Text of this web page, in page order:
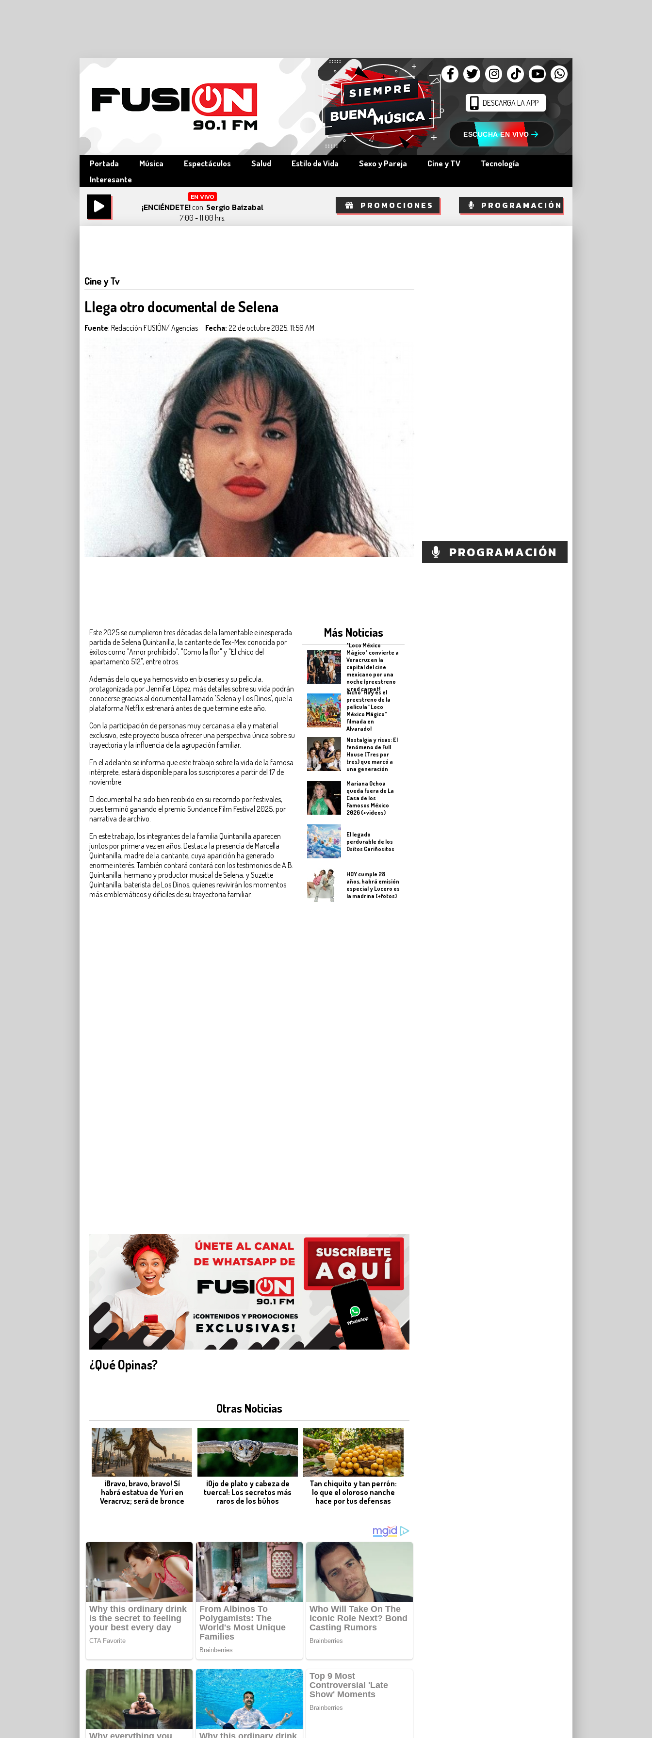
DESCARGA LA APP
ESCUCHA EN VIVO
Portada Música Espectáculos Salud Estilo de Vida Sexo y Pareja Cine y TV
Tecnología
Interesante
EN VIVO
¡ENCIÉNDETE!con: Sergio Baizabal
7:00 - 11:00 hrs.
PROMOCIONES PROGRAMACIÓN
PROGRAMACIÓN
Cine y Tv
Llega otro documental de Selena
Fuente: Redacción FUSIÓN/ Agencias Fecha: 22 de octubre 2025, 11:56 AM
Este 2025 se cumplieron tres décadas de la lamentable e inesperada
partida de Selena Quintanilla, la cantante de Tex-Mex conocida por
éxitos como "Amor prohibido", "Como la flor" y "El chico del
apartamento 512", entre otros.
Además de lo que ya hemos visto en bioseries y su película,
protagonizada por Jennifer López, más detalles sobre su vida podrán
conocerse gracias al documental llamado 'Selena y Los Dinos', que la
plataforma Netflix estrenará antes de que termine este año.
Con la participación de personas muy cercanas a ella y material
exclusivo, este proyecto busca ofrecer una perspectiva única sobre su
trayectoria y la influencia de la agrupación familiar.
En el adelanto se informa que este trabajo sobre la vida de la famosa
intérprete, estará disponible para los suscriptores a partir del 17 de
noviembre.
El documental ha sido bien recibido en su recorrido por festivales,
pues terminó ganando el premio Sundance Film Festival 2025, por
narrativa de archivo.
En este trabajo, los integrantes de la familia Quintanilla aparecen
juntos por primera vez en años. Destaca la presencia de Marcella
Quintanilla, madre de la cantante, cuya aparición ha generado
enorme interés. También contará contará con los testimonios de A.B.
Quintanilla, hermano y productor musical de Selena, y Suzette
Quintanilla, baterista de Los Dinos, quienes revivirán los momentos
más emblemáticos y difíciles de su trayectoria familiar.
Más Noticias
"Loco México
Mágico" convierte a
Veracruz en la
capital del cine
mexicano por una
noche ¡preestreno
y red carpet!
¡Acho' Hoy es el
preestreno de la
película “Loco
México Mágico”
filmada en
Alvarado!
Nostalgia y risas: El
fenómeno de Full
House (Tres por
tres) que marcó a
una generación
Mariana Ochoa
queda fuera de La
Casa de los
Famosos México
2026 (+videos)
El legado
perdurable de los
Ositos Cariñositos
HOY cumple 28
años, habrá emisión
especial y Lucero es
la madrina (+fotos)
¿Qué Opinas?
Otras Noticias
¡Bravo, bravo, bravo! Sí
habrá estatua de Yuri en
Veracruz; será de bronce
¡Ojo de plato y cabeza de
tuerca!: Los secretos más
raros de los búhos
Tan chiquito y tan perrón:
lo que el oloroso nanche
hace por tus defensas